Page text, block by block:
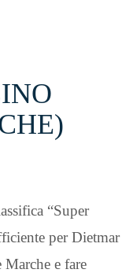
“Super
per Dietmar
e fare